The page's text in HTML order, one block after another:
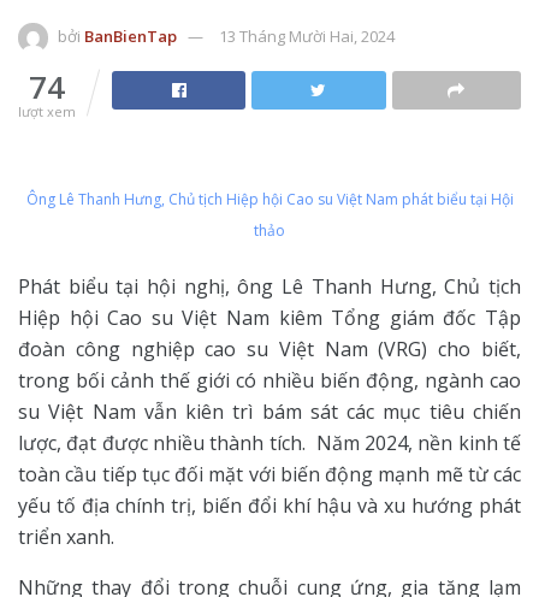
bởi BanBienTap 13 Tháng Mười Hai, 2024
74
lượt xem
Ông Lê Thanh Hưng, Chủ tịch Hiệp hội Cao su Việt Nam phát biểu tại Hội
thảo
Phát biểu tại hội nghị, ông Lê Thanh Hưng, Chủ tịch
Hiệp hội Cao su Việt Nam kiêm Tổng giám đốc Tập
đoàn công nghiệp cao su Việt Nam (VRG) cho biết,
trong bối cảnh thế giới có nhiều biến động, ngành cao
su Việt Nam vẫn kiên trì bám sát các mục tiêu chiến
lược, đạt được nhiều thành tích. Năm 2024, nền kinh tế
toàn cầu tiếp tục đối mặt với biến động mạnh mẽ từ các
yếu tố địa chính trị, biến đổi khí hậu và xu hướng phát
triển xanh.
Những thay đổi trong chuỗi cung ứng, gia tăng lạm